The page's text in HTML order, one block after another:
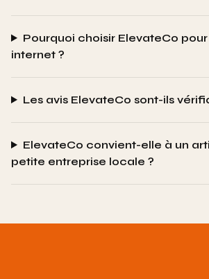
Pourquoi choisir ElevateCo
internet ?
Les avis ElevateCo sont-ils
ElevateCo convient-elle à un
petite entreprise locale ?